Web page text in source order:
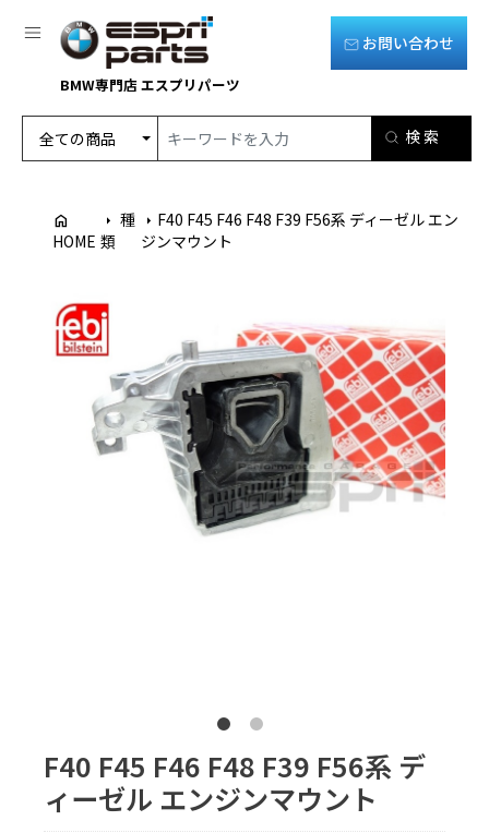
BMW専門店 エスプリパーツ
お問い合わせ
home
HOME
arrow_right 種
類
arrow_right F40 F45 F46 F48 F39 F56系 ディーゼル エン
ジンマウント
F40 F45 F46 F48 F39 F56系 デ
ィーゼル エンジンマウント